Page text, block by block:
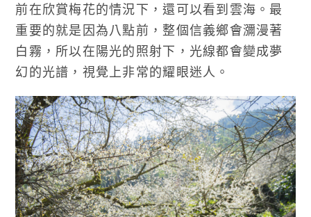
前在欣賞梅花的情況下，還可以看到雲海。最
重要的就是因為八點前，整個信義鄉會瀰漫著
白霧，所以在陽光的照射下，光線都會變成夢
幻的光譜，視覺上非常的耀眼迷人。